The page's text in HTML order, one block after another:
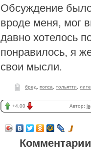
Обсуждение
вроде меня, мог
давно хотелось
понравилось, я
свои мысли.
бред попса тольятти
+4.00 Автор: